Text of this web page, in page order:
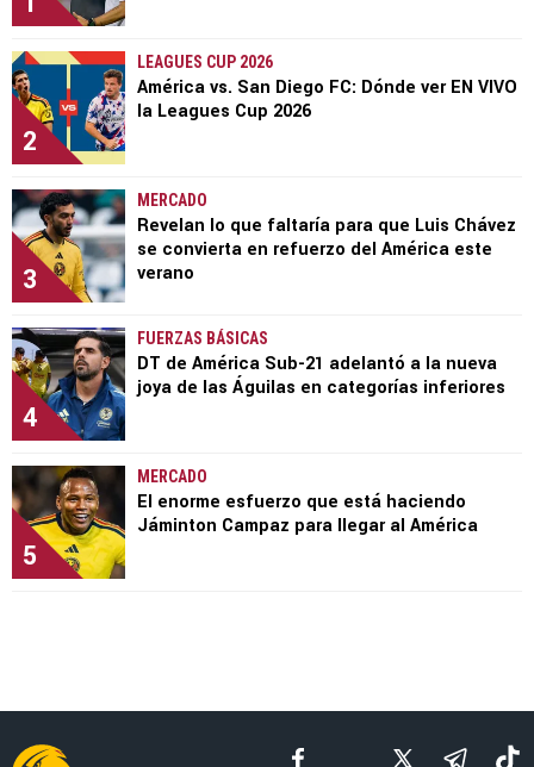
2
LEAGUES CUP 2026
América vs. San Diego FC: Dónde ver EN VIVO
la Leagues Cup 2026
3
MERCADO
Revelan lo que faltaría para que Luis Chávez
se convierta en refuerzo del América este
verano
4
FUERZAS BÁSICAS
DT de América Sub-21 adelantó a la nueva
joya de las Águilas en categorías inferiores
5
MERCADO
El enorme esfuerzo que está haciendo
Jáminton Campaz para llegar al América